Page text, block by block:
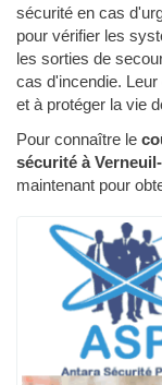
sécurité en cas
pour vérifier les
les sorties de
cas d'incendie.
et à protéger la vie
Pour connaître le
sécurité à
maintenant pour